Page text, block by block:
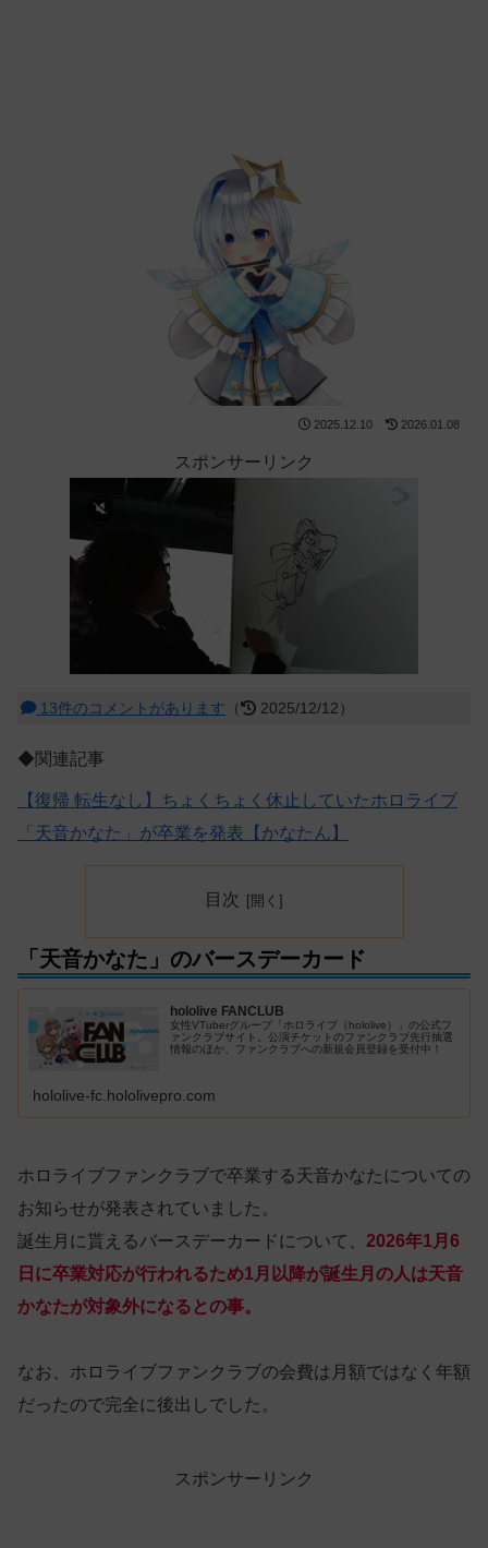
2025.12.10 2026.01.08
スポンサーリンク
13件のコメントがあります （ 2025/12/12）
◆関連記事
【復帰 転生なし】ちょくちょく休止していたホロライブ
「天音かなた」が卒業を発表【かなたん】
目次
「天音かなた」のバースデーカード
hololive FANCLUB
女性VTuberグループ「ホロライブ（hololive）」の公式フ
ァンクラブサイト。公演チケットのファンクラブ先行抽選
情報のほか、ファンクラブへの新規会員登録を受付中！
hololive-fc.hololivepro.com
ホロライブファンクラブで卒業する天音かなたについての
お知らせが発表されていました。
誕生月に貰えるバースデーカードについて、 2026年1月6
日に卒業対応が行われるため1月以降が誕生月の人は天音
かなたが対象外になるとの事。
なお、ホロライブファンクラブの会費は月額ではなく年額
だったので完全に後出しでした。
スポンサーリンク